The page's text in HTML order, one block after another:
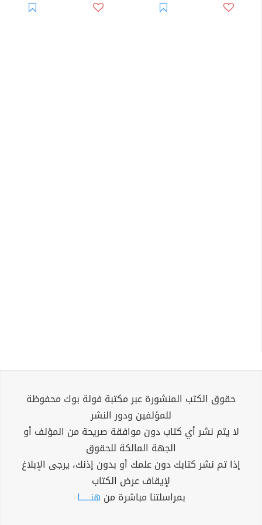
حقوق الكتب المنشورة عبر مكتبة فولة بوك محفوظة
للمؤلفين ودور النشر
لا يتم نشر أي كتاب دون موافقة صريحة من المؤلف أو
الجهة المالكة للحقوق
إذا تم نشر كتابك دون علمك أو بدون إذنك، يرجى الإبلاغ
لإيقاف عرض الكتاب
بمراسلتنا مباشرة من هنــــــا